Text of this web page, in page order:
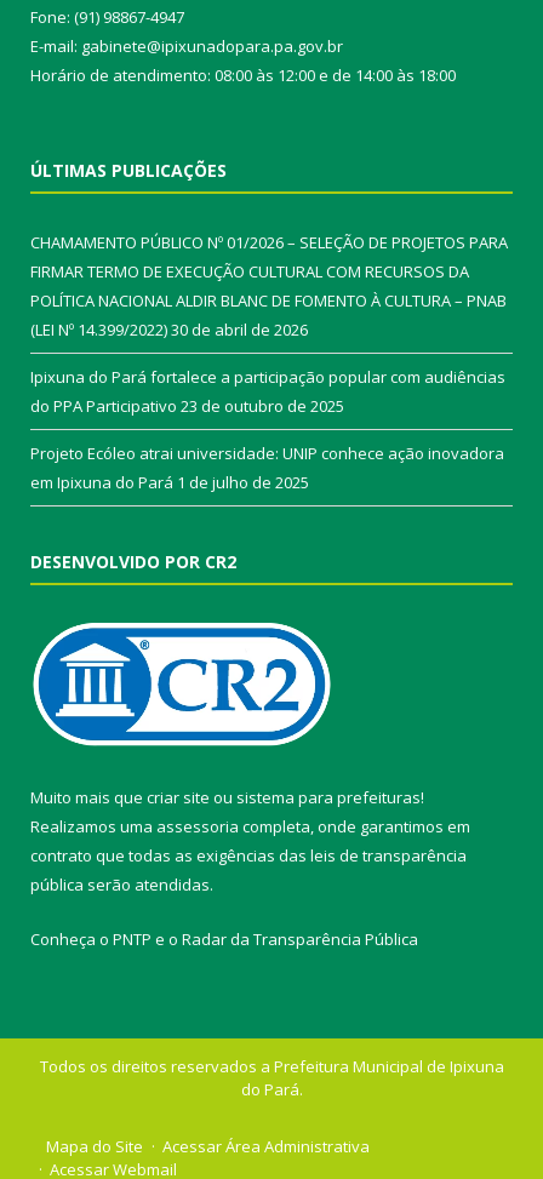
Fone: (91) 98867-4947
E-mail: gabinete@ipixunadopara.pa.gov.br
Horário de atendimento: 08:00 às 12:00 e de 14:00 às 18:00
ÚLTIMAS PUBLICAÇÕES
CHAMAMENTO PÚBLICO Nº 01/2026 – SELEÇÃO DE PROJETOS PARA
FIRMAR TERMO DE EXECUÇÃO CULTURAL COM RECURSOS DA
POLÍTICA NACIONAL ALDIR BLANC DE FOMENTO À CULTURA – PNAB
(LEI Nº 14.399/2022)30 de abril de 2026
Ipixuna do Pará fortalece a participação popular com audiências
do PPA Participativo 23 de outubro de 2025
Projeto Ecóleo atrai universidade: UNIP conhece ação inovadora
em Ipixuna do Pará 1 de julho de 2025
DESENVOLVIDO POR CR2
Muito mais que criar site ou sistema para prefeituras!
Realizamos uma assessoria completa, onde garantimos em
contrato que todas as exigências das leis de transparência
pública serão atendidas.
Conheça o PNTP e o Radar da Transparência Pública
Todos os direitos reservados a Prefeitura Municipal de Ipixuna
do Pará.
Mapa do Site
Acessar Área Administrativa
Acessar Webmail